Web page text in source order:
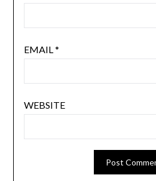
EMAIL*
WEBSITE